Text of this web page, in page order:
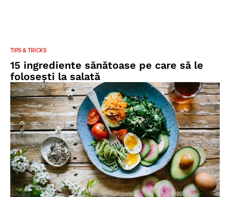
TIPS & TRICKS
15 ingrediente sănătoase pe care să le
folosești la salată